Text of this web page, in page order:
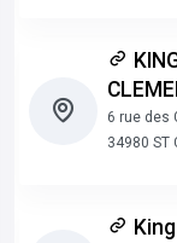
6 rue des
34980 ST